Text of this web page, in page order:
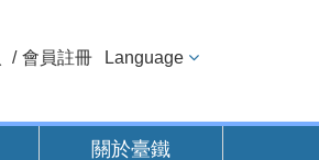
會員註冊 Language
關於臺鐵